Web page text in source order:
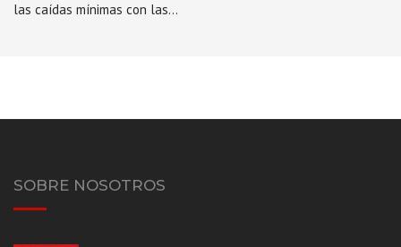
las caídas mínimas con las…
SOBRE NOSOTROS